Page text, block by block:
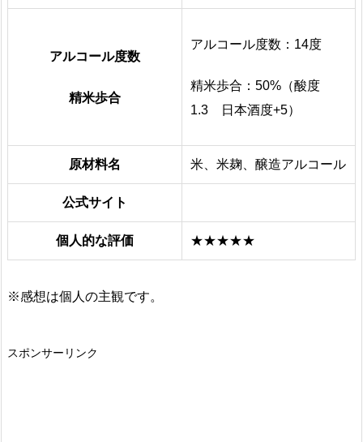
アルコール度数
精米歩合
アルコール度数：14度
精米歩合：50%（酸度
1.3 日本酒度+5）
原材料名 米、米麹、醸造アルコール
公式サイト
個人的な評価 ★★★★★
※感想は個人の主観です。
スポンサーリンク